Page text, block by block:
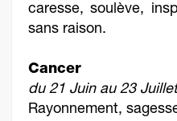
caresse, soulève,
sans raison.
Cancer
du 21 Juin au 23 Juillet
Rayonnement,